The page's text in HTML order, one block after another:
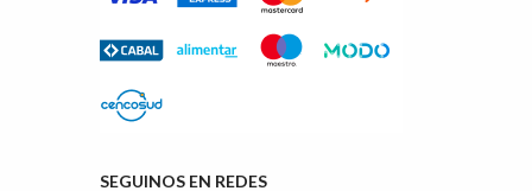
SEGUINOS EN REDES